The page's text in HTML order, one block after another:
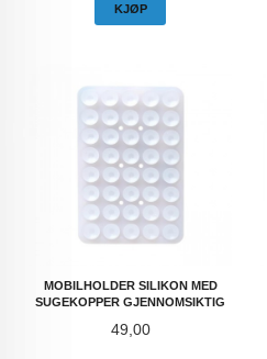
KJØP
MOBILHOLDER SILIKON MED
SUGEKOPPER GJENNOMSIKTIG
Pris
49,00